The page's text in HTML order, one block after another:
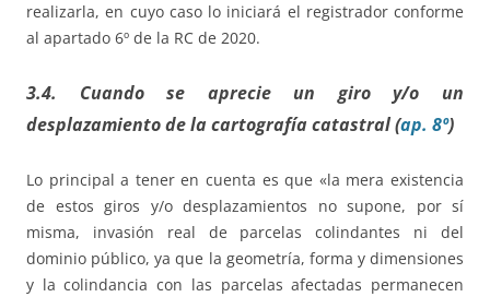
realizarla, en cuyo caso lo iniciará el registrador conforme
al apartado 6º de la RC de 2020.
3.4. Cuando se aprecie un giro y/o un
desplazamiento de la cartografía catastral (ap. 8º)
Lo principal a tener en cuenta es que «la mera existencia
de estos giros y/o desplazamientos no supone, por sí
misma, invasión real de parcelas colindantes ni del
dominio público, ya que la geometría, forma y dimensiones
y la colindancia con las parcelas afectadas permanecen